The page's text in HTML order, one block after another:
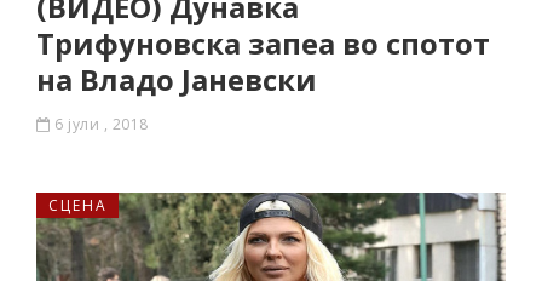
Трифуновска запеа во спотот
на Владо Јаневски
6 јули , 2018
СЦЕНА